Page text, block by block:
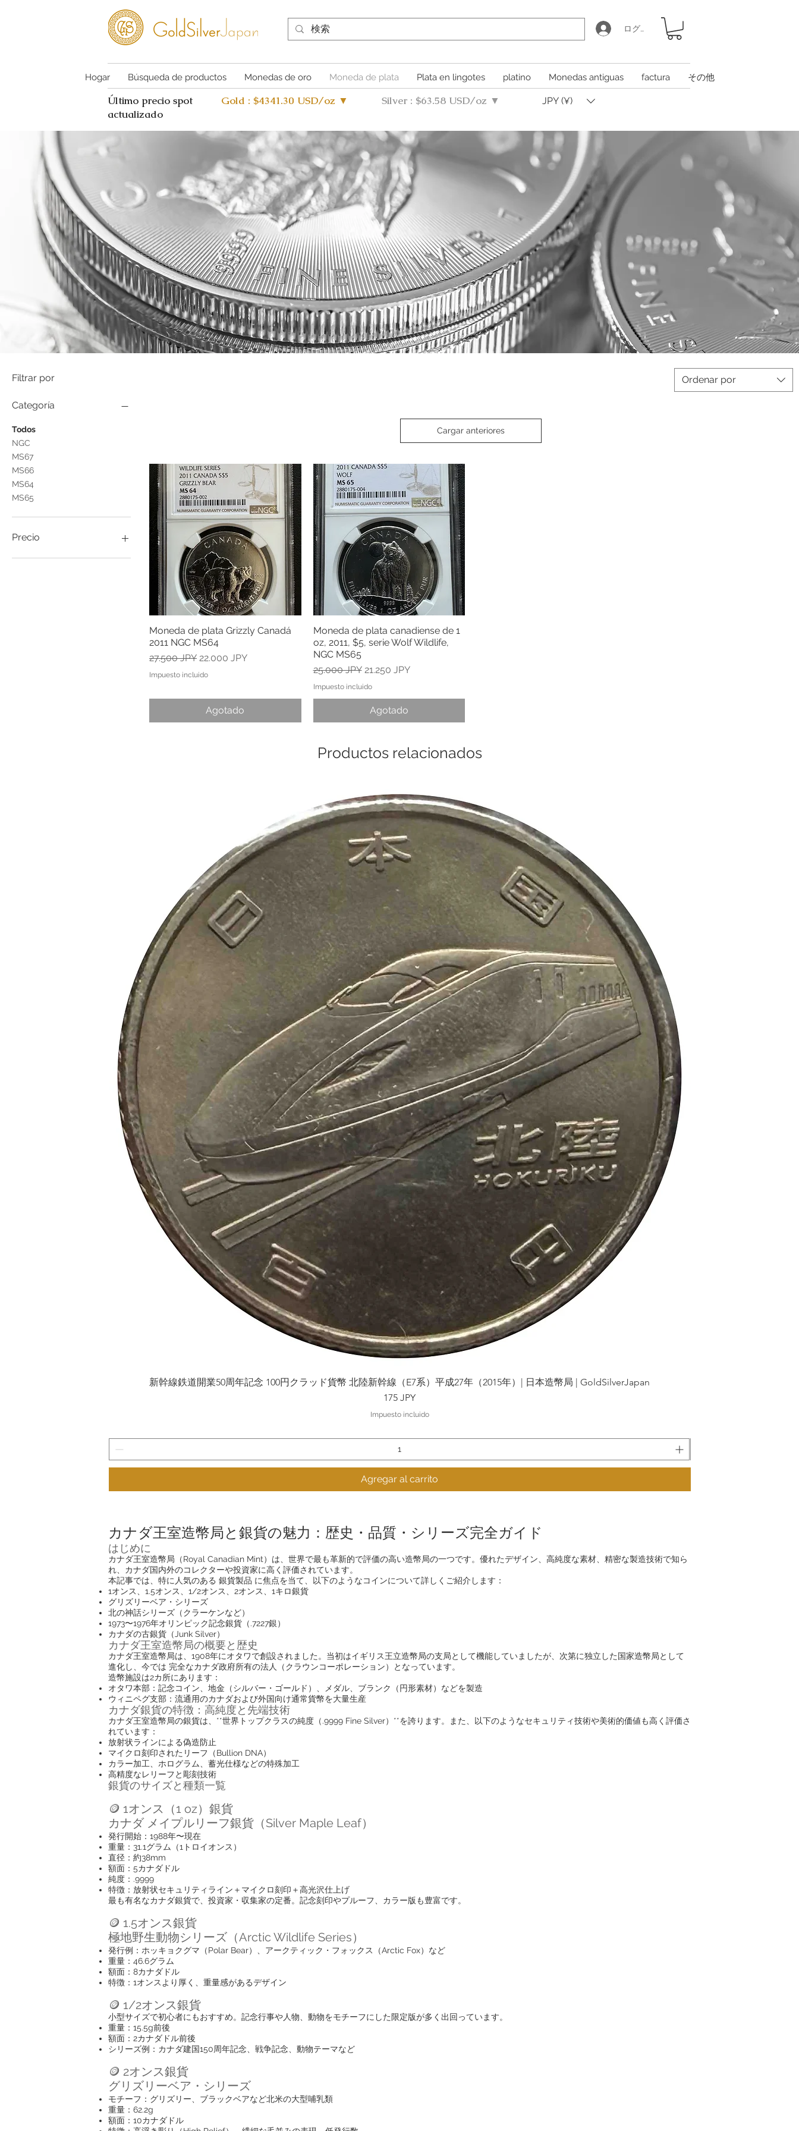
ログイン
Hogar Búsqueda de productos Monedas de oro Moneda de plata Plata en lingotes platino Monedas antiguas factura その他
Último precio spot
actualizado
Gold : $4341.30 USD/oz ▼ Silver : $63.58 USD/oz ▼ JPY (¥)
Filtrar por
Categoría
Todos
NGC
MS67
MS66
MS64
MS65
Precio
Ordenar por
Cargar anteriores
Vista rápida
Moneda de plata Grizzly Canadá
2011 NGC MS64
Precio
27.500 JPY Precio de oferta
22.000 JPY
Impuesto incluido
Agotado
Vista rápida
Moneda de plata canadiense de 1
oz, 2011, $5, serie Wolf Wildlife,
NGC MS65
Precio
25.000 JPY Precio de oferta
21.250 JPY
Impuesto incluido
Agotado
Productos relacionados
Vista rápida
新幹線鉄道開業50周年記念 100円クラッド貨幣 北陸新幹線（E7系）平成27年（2015年）| 日本造幣局 | GoldSilverJapan
Precio
175 JPY
Impuesto incluido
Agregar al carrito
カナダ王室造幣局と銀貨の魅力：歴史・品質・シリーズ完全ガイド
はじめに
カナダ王室造幣局（Royal Canadian Mint）は、世界で最も革新的で評価の高い造幣局の一つです。優れたデザイン、高純度な素材、精密な製造技術で知ら
れ、カナダ国内外のコレクターや投資家に高く評価されています。
本記事では、特に人気のある 銀貨製品 に焦点を当て、以下のようなコインについて詳しくご紹介します：
1オンス、1.5オンス、1/2オンス、2オンス、1キロ銀貨
グリズリーベア・シリーズ
北の神話シリーズ（クラーケンなど）
1973〜1976年オリンピック記念銀貨（.7227銀）
カナダの古銀貨（Junk Silver）
カナダ王室造幣局の概要と歴史
カナダ王室造幣局は、1908年にオタワで創設されました。当初はイギリス王立造幣局の支局として機能していましたが、次第に独立した国家造幣局として
進化し、今では 完全なカナダ政府所有の法人（クラウンコーポレーション）となっています。
造幣施設は2カ所にあります：
オタワ本部：記念コイン、地金（シルバー・ゴールド）、メダル、ブランク（円形素材）などを製造
ウィニペグ支部：流通用のカナダおよび外国向け通常貨幣を大量生産
カナダ銀貨の特徴：高純度と先端技術
カナダ王室造幣局の銀貨は、**世界トップクラスの純度（.9999 Fine Silver）**を誇ります。また、以下のようなセキュリティ技術や美術的価値も高く評価さ
れています：
放射状ラインによる偽造防止
マイクロ刻印されたリーフ（Bullion DNA）
カラー加工、ホログラム、蓄光仕様などの特殊加工
高精度なレリーフと彫刻技術
銀貨のサイズと種類一覧
🪙 1オンス（1 oz）銀貨
カナダ メイプルリーフ銀貨（Silver Maple Leaf）
発行開始：1988年〜現在
重量：31.1グラム（1トロイオンス）
直径：約38mm
額面：5カナダドル
純度：.9999
特徴：放射状セキュリティライン＋マイクロ刻印＋高光沢仕上げ
最も有名なカナダ銀貨で、投資家・収集家の定番。記念刻印やプルーフ、カラー版も豊富です。
🪙 1.5オンス銀貨
極地野生動物シリーズ（Arctic Wildlife Series）
発行例：ホッキョクグマ（Polar Bear）、アークティック・フォックス（Arctic Fox）など
重量：46.6グラム
額面：8カナダドル
特徴：1オンスより厚く、重量感があるデザイン
🪙 1/2オンス銀貨
小型サイズで初心者にもおすすめ。記念行事や人物、動物をモチーフにした限定版が多く出回っています。
重量：15.5g前後
額面：2カナダドル前後
シリーズ例：カナダ建国150周年記念、戦争記念、動物テーマなど
🪙 2オンス銀貨
グリズリーベア・シリーズ
モチーフ：グリズリー、ブラックベアなど北米の大型哺乳類
重量：62.2g
額面：10カナダドル